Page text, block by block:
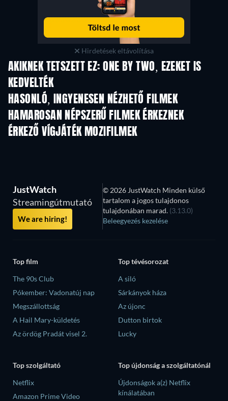
Hirdetések eltávolítása
AKIKNEK TETSZETT EZ: ONE BY TWO, EZEKET IS
KEDVELTÉK
HASONLÓ, INGYENESEN NÉZHETŐ FILMEK
HAMAROSAN NÉPSZERŰ FILMEK ÉRKEZNEK
ÉRKEZŐ VÍGJÁTÉK MOZIFILMEK
JustWatch
Streamingútmutató
We are hiring!
© 2026 JustWatch Minden külső
tartalom a jogos tulajdonos
tulajdonában marad. (3.13.0)
Beleegyezés kezelése
Top film
The 90s Club
Pókember: Vadonatúj nap
Megszállottság
A Hail Mary-küldetés
Az ördög Pradát visel 2.
Top tévésorozat
A siló
Sárkányok háza
Az újonc
Dutton birtok
Lucky
Top szolgáltató
Netflix
Amazon Prime Video
Top újdonság a szolgáltatónál
Újdonságok a(z) Netflix
kínálatában